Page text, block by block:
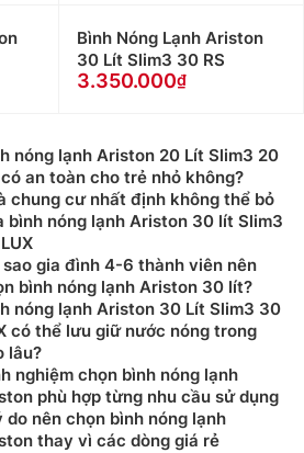
Bình Nóng Lạnh Ariston
30 Lít Slim3 30 RS
3.350.000
nóng lạnh Ariston 20 Lít Slim3 20
có an toàn cho trẻ nhỏ không?
chung cư nhất định không thể bỏ
bình nóng lạnh Ariston 30 lít Slim3
sao gia đình 4-6 thành viên nên
bình nóng lạnh Ariston 30 lít?
nóng lạnh Ariston 30 Lít Slim3 30
có thể lưu giữ nước nóng trong
lâu?
nghiệm chọn bình nóng lạnh
phù hợp từng nhu cầu sử dụng
do nên chọn bình nóng lạnh
thay vì các dòng giá rẻ